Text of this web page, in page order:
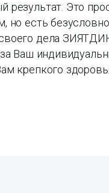
результат. Это
но есть
своего дела
Ваш
крепкого